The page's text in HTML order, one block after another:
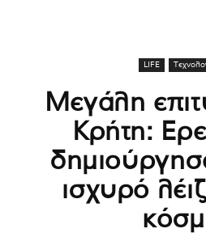
LIFE
Μεγάλη
Κρήτη:
ισχυρό